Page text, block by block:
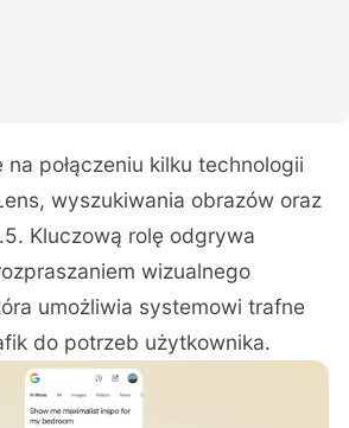
na połączeniu kilku technologii
wyszukiwania obrazów oraz
Kluczową rolę odgrywa
wizualnego
umożliwia systemowi trafne
do potrzeb użytkownika.